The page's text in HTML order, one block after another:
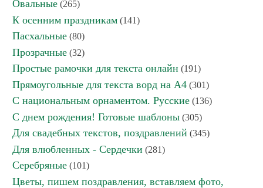
Овальные (265)
К осенним праздникам (141)
Пасхальные (80)
Прозрачные (32)
Простые рамочки для текста онлайн (191)
Прямоугольные для текста ворд на А4 (301)
С национальным орнаментом. Русские (136)
С днем рождения! Готовые шаблоны (305)
Для свадебных текстов, поздравлений (345)
Для влюбленных - Сердечки (281)
Серебряные (101)
Цветы, пишем поздравления, вставляем фото,